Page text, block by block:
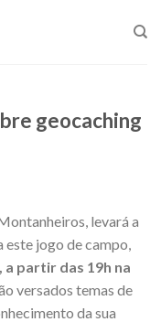
geocaching
levará a
jogo de campo,
a partir das 19h na
versados temas de
da sua